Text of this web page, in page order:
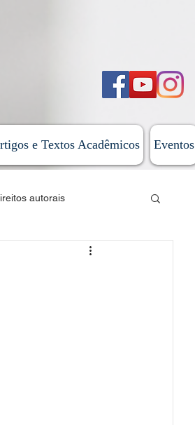
e Textos Acadêmicos Eventos
autorais